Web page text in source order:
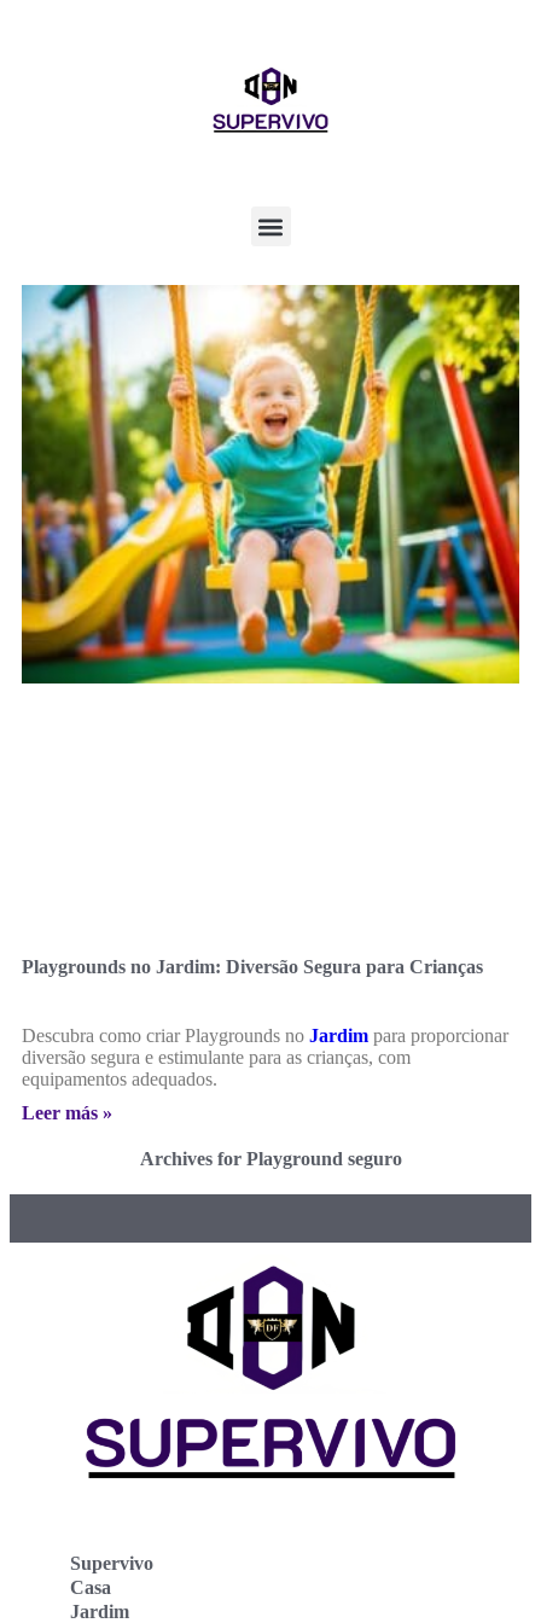
Playgrounds no Jardim: Diversão Segura para Crianças
Descubra como criar Playgrounds no Jardim para proporcionar
diversão segura e estimulante para as crianças, com
equipamentos adequados.
Leer más »
Archives for Playground seguro
Supervivo
Casa
Jardim